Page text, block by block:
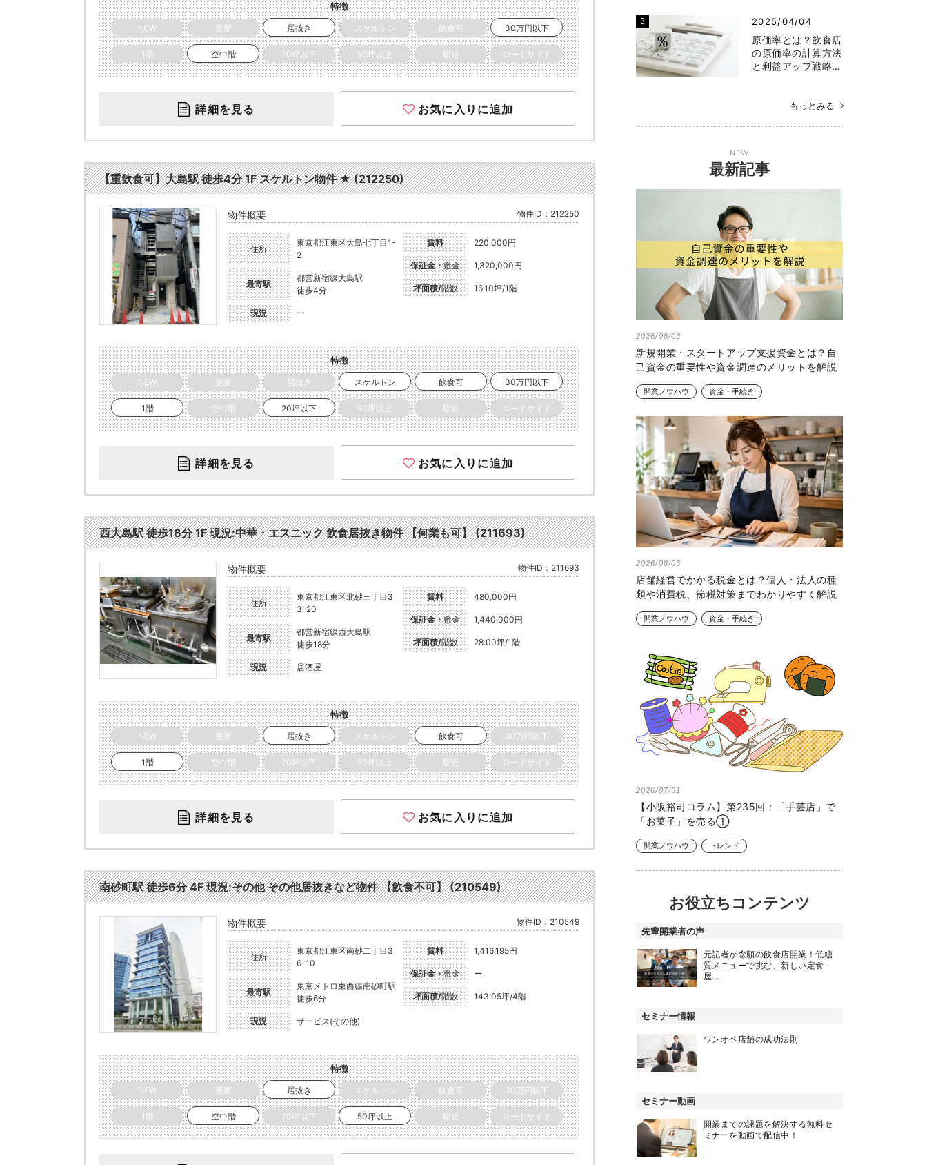
特徴
NEW 更新 居抜き スケルトン 飲食可 30万円以下
1階 空中階 20坪以下 50坪以上 駅近 ロードサイド
詳細を見る お気に入りに追加
【重飲食可】大島駅 徒歩4分 1F スケルトン物件 ★ (212250)
物件概要 物件ID：212250
住所
東京都江東区大島七丁目1-
2
最寄駅
都営新宿線大島駅
徒歩4分
現況 ー
賃料 220,000円
保証金・敷金 1,320,000円
坪面積/階数 16.10坪/1階
特徴
NEW 更新 居抜き スケルトン 飲食可 30万円以下
1階 空中階 20坪以下 50坪以上 駅近 ロードサイド
詳細を見る お気に入りに追加
西大島駅 徒歩18分 1F 現況:中華・エスニック 飲食居抜き物件 【何業も可】 (211693)
物件概要 物件ID：211693
住所
東京都江東区北砂三丁目3
3-20
最寄駅
都営新宿線西大島駅
徒歩18分
現況 居酒屋
賃料 480,000円
保証金・敷金 1,440,000円
坪面積/階数 28.00坪/1階
特徴
NEW 更新 居抜き スケルトン 飲食可 30万円以下
1階 空中階 20坪以下 50坪以上 駅近 ロードサイド
詳細を見る お気に入りに追加
南砂町駅 徒歩6分 4F 現況:その他 その他居抜きなど物件 【飲食不可】 (210549)
物件概要 物件ID：210549
住所
東京都江東区南砂二丁目3
6-10
最寄駅
東京メトロ東西線南砂町駅
徒歩6分
現況 サービス(その他)
賃料 1,416,195円
保証金・敷金 ー
坪面積/階数 143.05坪/4階
特徴
NEW 更新 居抜き スケルトン 飲食可 30万円以下
1階 空中階 20坪以下 50坪以上 駅近 ロードサイド
2025/04/04
原価率とは？飲食店
の原価率の計算方法
と利益アップ戦略…
もっとみる
NEW
最新記事
2026/08/03
新規開業・スタートアップ支援資金とは？自
己資金の重要性や資金調達のメリットを解説
開業ノウハウ 資金・手続き
2026/08/03
店舗経営でかかる税金とは？個人・法人の種
類や消費税、節税対策までわかりやすく解説
開業ノウハウ 資金・手続き
2026/07/31
【小阪裕司コラム】第235回：「手芸店」で
「お菓子」を売る①
開業ノウハウ トレンド
お役立ちコンテンツ
先輩開業者の声
元記者が念願の飲食店開業！低糖
質メニューで挑む、新しい定食
屋…
セミナー情報
ワンオペ店舗の成功法則
セミナー動画
開業までの課題を解決する無料セ
ミナーを動画で配信中！